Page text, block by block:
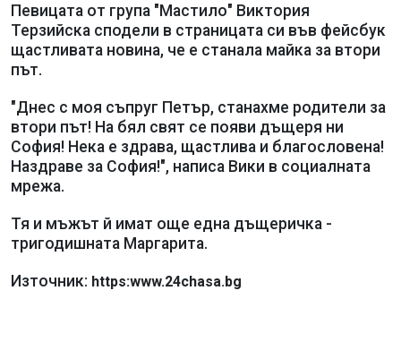
Певицата от група "Мастило" Виктория
Терзийска сподели в страницата си във фейсбук
щастливата новина, че е станала майка за втори
път.
"Днес с моя съпруг Петър, станахме родители за
втори път! На бял свят се появи дъщеря ни
София! Нека е здрава, щастлива и благословена!
Наздраве за София!", написа Вики в социалната
мрежа.
Тя и мъжът й имат още една дъщеричка -
тригодишната Маргарита.
Източник: https:www.24chasa.bg